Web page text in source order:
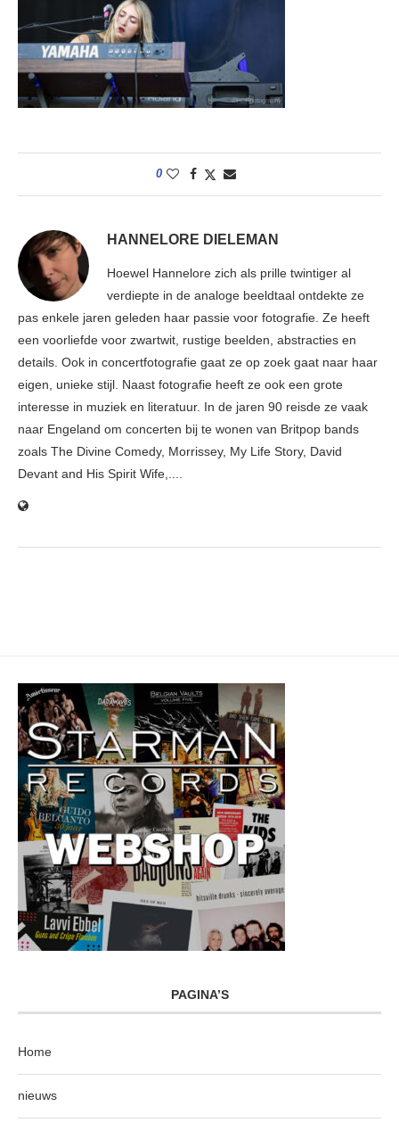
0
HANNELORE DIELEMAN
Hoewel Hannelore zich als prille twintiger al
verdiepte in de analoge beeldtaal ontdekte ze
pas enkele jaren geleden haar passie voor fotografie. Ze heeft
een voorliefde voor zwartwit, rustige beelden, abstracties en
details. Ook in concertfotografie gaat ze op zoek gaat naar haar
eigen, unieke stijl. Naast fotografie heeft ze ook een grote
interesse in muziek en literatuur. In de jaren 90 reisde ze vaak
naar Engeland om concerten bij te wonen van Britpop bands
zoals The Divine Comedy, Morrissey, My Life Story, David
Devant and His Spirit Wife,....
PAGINA’S
Home
nieuws